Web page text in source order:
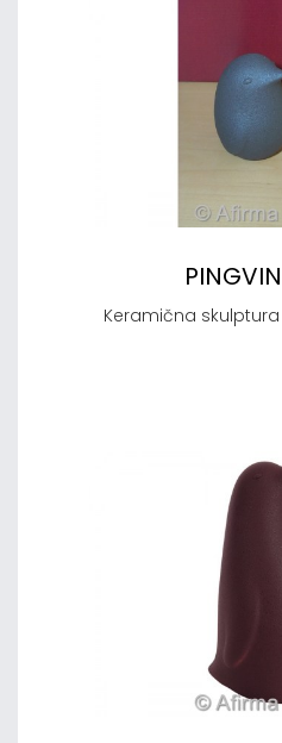
Keramična